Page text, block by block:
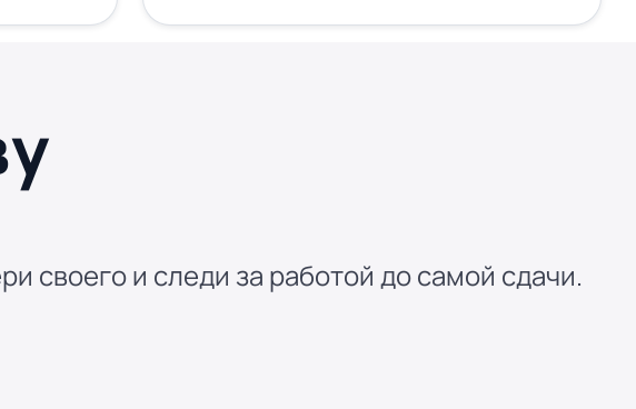
своего и следи за работой до самой сдачи.